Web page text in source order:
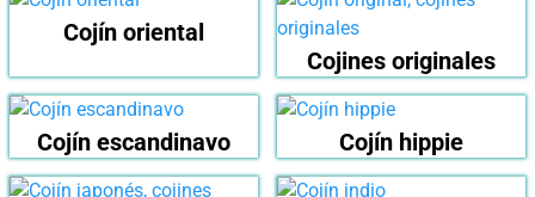
Cojín oriental
Cojines originales
Cojín escandinavo Cojín hippie